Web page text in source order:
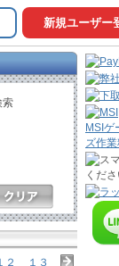
新規ユーザー
索
２ １３
MSIゲ
ズ作